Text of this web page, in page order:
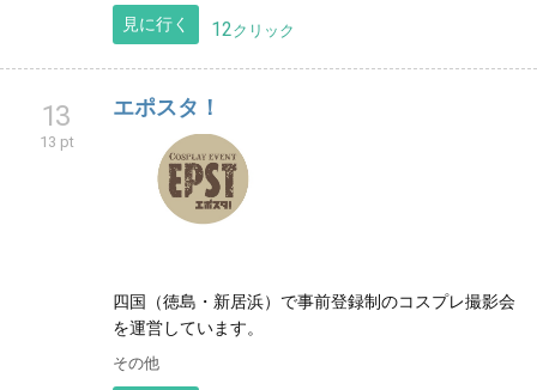
見に行く 12クリック
13
13 pt
エポスタ！
四国（徳島・新居浜）で事前登録制のコスプレ撮影会
を運営しています。
その他